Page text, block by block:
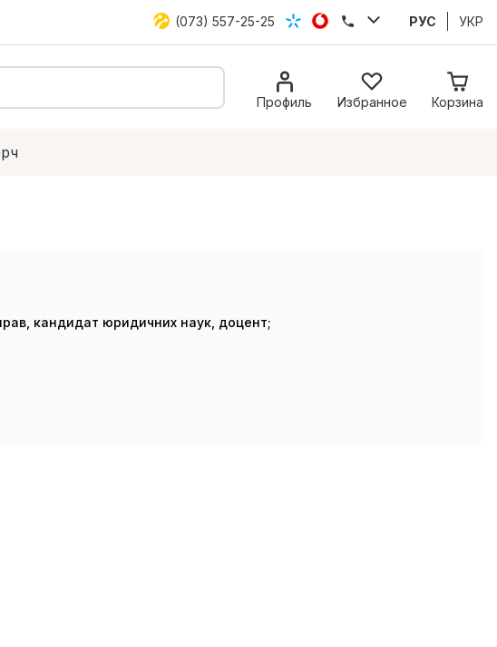
(073) 557-25-25 РУС УКР
Профиль Избранное Корзина
кандидат юридичних наук, доцент;